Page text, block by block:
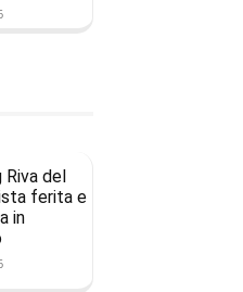
Riva del
ferita e
in